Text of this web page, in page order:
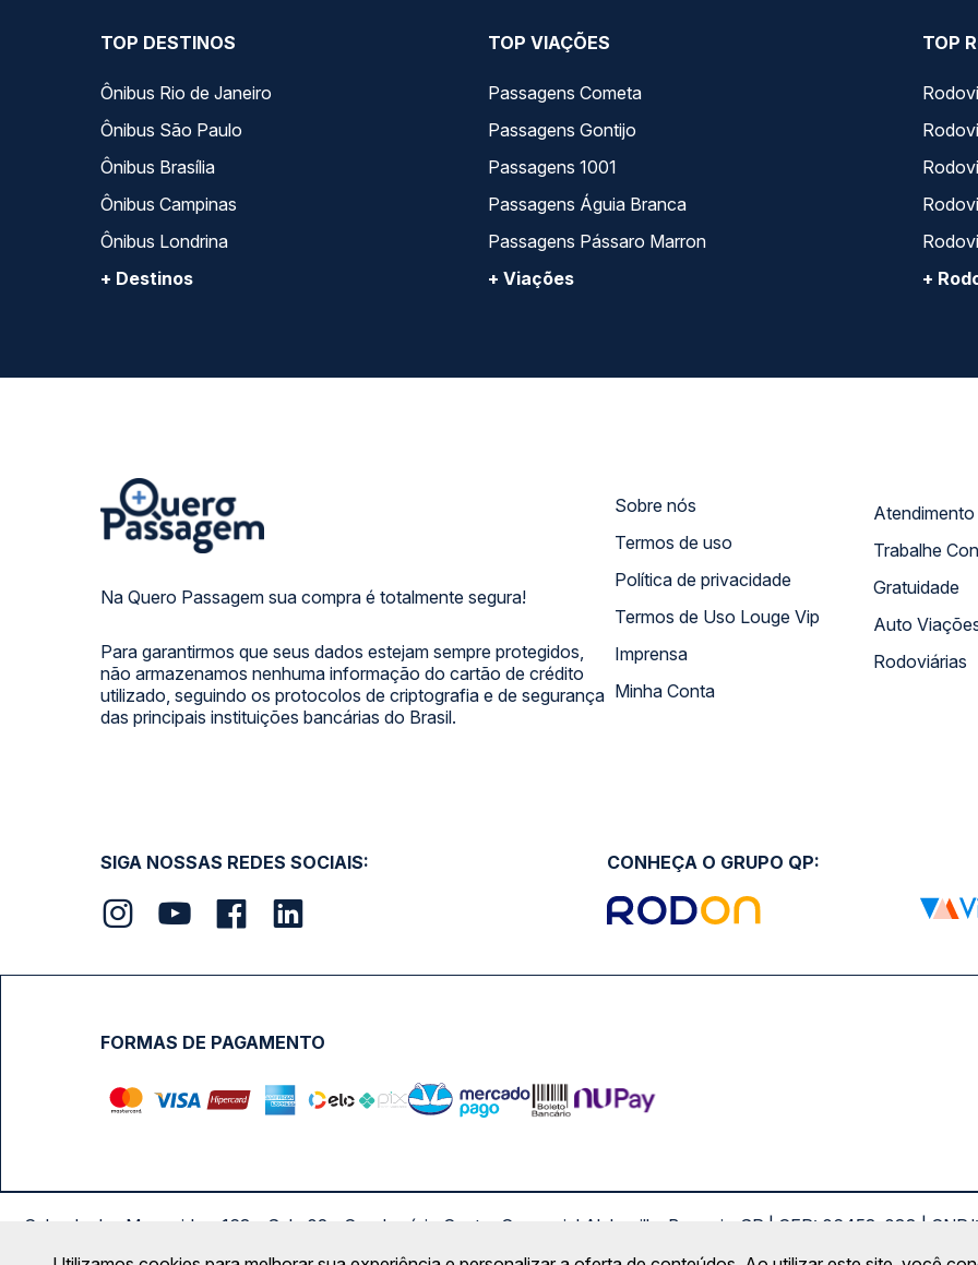
TOP DESTINOS
Ônibus Rio de Janeiro
Ônibus São Paulo
Ônibus Brasília
Ônibus Campinas
Ônibus Londrina
+ Destinos
TOP VIAÇÕES
Passagens Cometa
Passagens Gontijo
Passagens 1001
Passagens Águia Branca
Passagens Pássaro Marron
+ Viações
TOP
+
Na Quero Passagem sua compra é totalmente segura!
Para garantirmos que seus dados estejam sempre protegidos,
não armazenamos nenhuma informação do cartão de crédito
utilizado, seguindo os protocolos de criptografia e de segurança
das principais instituições bancárias do Brasil.
Sobre nós
Termos de uso
Política de privacidade
Termos de Uso Louge Vip
Imprensa
Minha Conta
Trabalhe
Gratuidade
Auto
Rodoviárias
SIGA NOSSAS REDES SOCIAIS: CONHEÇA O GRUPO QP:
FORMAS DE PAGAMENTO
Calçada das Margaridas, 163 - Sala 02 - Condomínio Centro Comercial Alphaville, Barueri - SP | CEP: 06453-038 |
Copyright 2026 © QueroPassagem.com.br